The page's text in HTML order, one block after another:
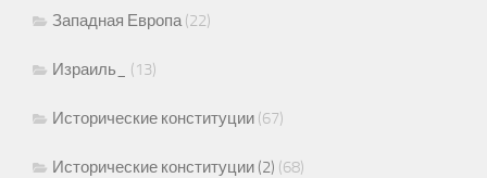
Западная Европа(22)
Израиль_ (13)
Исторические конституции (67)
Исторические конституции (2) (68)